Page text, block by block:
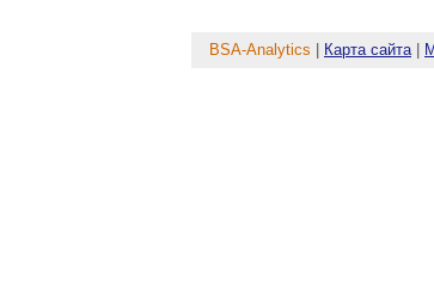
BSA-Analytics Карта сайта|